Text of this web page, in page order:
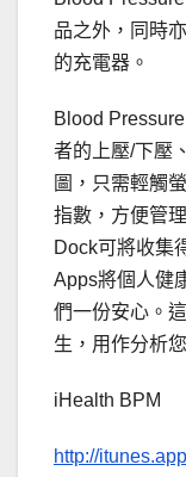
品之外，同時
的充電器。
Blood
者的上壓/下壓
圖，只需輕觸
指數，方便管
Dock可將收集
Apps將個 人健
們一份安心。
生，用作分析
iHealth BPM
http://